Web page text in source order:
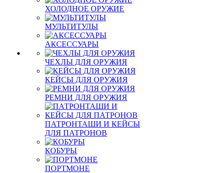
ХОЛОДНОЕ ОРУЖИЕ
МУЛЬТИТУЛЫ
АКСЕССУАРЫ
ЧЕХЛЫ ДЛЯ ОРУЖИЯ
КЕЙСЫ ДЛЯ ОРУЖИЯ
РЕМНИ ДЛЯ ОРУЖИЯ
ПАТРОНТАШИ И КЕЙСЫ
ДЛЯ ПАТРОНОВ
КОБУРЫ
ПОРТМОНЕ